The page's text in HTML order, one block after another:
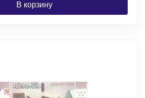
В корзину